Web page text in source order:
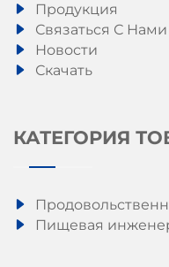
Продукция
Связаться С Нами
Новости
Скачать
КАТЕГОРИЯ
Пищевая